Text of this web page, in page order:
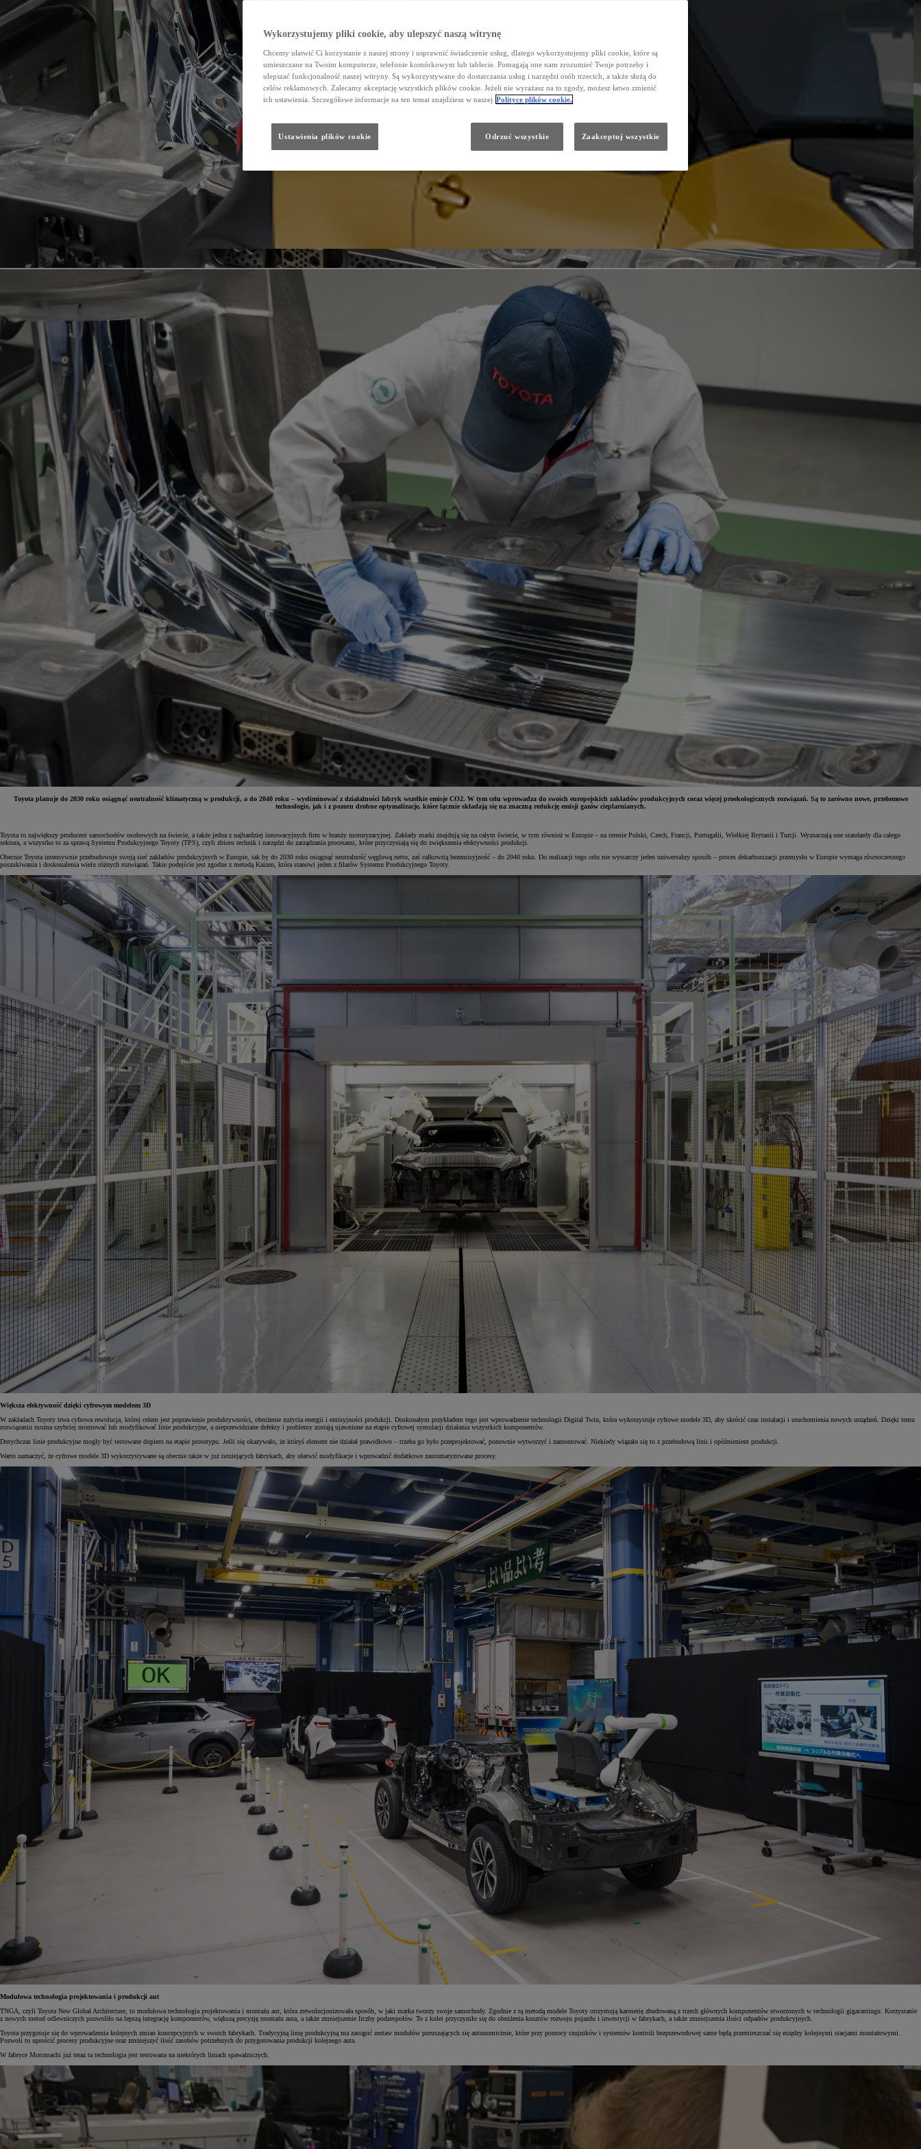
Yaris Cross
HYBRID
Od
Toyota planuje do 2030 roku osiągnąć neutralność klimatyczną w produkcji, a do 2040 roku – wyeliminować z działalności fabryk wszelkie emisje CO2. W tym celu wprowadza do swoich europejskich zakładów produkcyjnych coraz więcej proekologicznych rozwiązań. Są to zarówno nowe, przełomowe
technologie, jak i z pozoru drobne optymalizacje, które łącznie składają się na znaczną redukcję emisji gazów cieplarnianych.
Toyota to największy producent samochodów osobowych na świecie, a także jedna z najbardziej innowacyjnych firm w branży motoryzacyjnej. Zakłady marki znajdują się na całym świecie, w tym również w Europie – na terenie Polski, Czech, Francji, Portugalii, Wielkiej Brytanii i Turcji. Wyznaczają one standardy dla całego
sektora, a wszystko to za sprawą Systemu Produkcyjnego Toyoty (TPS), czyli zbioru technik i narzędzi do zarządzania procesami, które przyczyniają się do zwiększenia efektywności produkcji.
Obecnie Toyota intensywnie przebudowuje swoją sieć zakładów produkcyjnych w Europie, tak by do 2030 roku osiągnąć neutralność węglową netto, zaś całkowitą bezemisyjność – do 2040 roku. Do realizacji tego celu nie wystarczy jeden uniwersalny sposób – proces dekarbonizacji przemysłu w Europie wymaga równoczesnego
poszukiwania i doskonalenia wielu różnych rozwiązań. Takie podejście jest zgodne z metodą Kaizen, która stanowi jeden z filarów Systemu Produkcyjnego Toyoty.
Większa efektywność dzięki cyfrowym modelom 3D
W zakładach Toyoty trwa cyfrowa rewolucja, której celem jest poprawienie produktywności, obniżenie zużycia energii i emisyjności produkcji. Doskonałym przykładem tego jest wprowadzenie technologii Digital Twin, która wykorzystuje cyfrowe modele 3D, aby skrócić czas instalacji i uruchomienia nowych urządzeń. Dzięki temu
rozwiązaniu można szybciej montować lub modyfikować linie produkcyjne, a nieprzewidziane defekty i problemy zostają ujawnione na etapie cyfrowej symulacji działania wszystkich komponentów.
Dotychczas linie produkcyjne mogły być testowane dopiero na etapie prototypu. Jeśli się okazywało, że któryś element nie działał prawidłowo – trzeba go było przeprojektować, ponownie wytworzyć i zamontować. Niekiedy wiązało się to z przebudową linii i opóźnieniem produkcji.
Warto zaznaczyć, że cyfrowe modele 3D wykorzystywane są obecnie także w już istniejących fabrykach, aby ułatwić modyfikacje i wprowadzić dodatkowe zautomatyzowane procesy.
Modułowa technologia projektowania i produkcji aut
TNGA, czyli Toyota New Global Architecture, to modułowa technologia projektowania i montażu aut, która zrewolucjonizowała sposób, w jaki marka tworzy swoje samochody. Zgodnie z tą metodą modele Toyoty otrzymują karoserię zbudowaną z trzech głównych komponentów stworzonych w technologii gigacastingu. Korzystanie
z nowych metod odlewniczych pozwoliło na lepszą integrację komponentów, większą precyzję montażu auta, a także zmniejszenie liczby podzespołów. To z kolei przyczyniło się do obniżenia kosztów rozwoju pojazdu i inwestycji w fabrykach, a także zmniejszenia ilości odpadów produkcyjnych.
Toyota przygotuje się do wprowadzenia kolejnych zmian koncepcyjnych w swoich fabrykach. Tradycyjną linię produkcyjną ma zastąpić zestaw modułów poruszających się autonomicznie, które przy pomocy czujników i systemów kontroli bezprzewodowej same będą przemieszczać się między kolejnymi stacjami montażowymi.
Pozwoli to uprościć procesy produkcyjne oraz zmniejszyć ilość zasobów potrzebnych do przygotowania produkcji kolejnego auta.
W fabryce Motomachi już teraz ta technologia jest testowana na niektórych liniach spawalniczych.
Wykorzystujemy pliki cookie, aby ulepszyć naszą witrynę
Chcemy ułatwić Ci korzystanie z naszej strony i usprawnić świadczenie usług, dlatego wykorzystujemy pliki cookie, które są
umieszczane na Twoim komputerze, telefonie komórkowym lub tablecie. Pomagają one nam zrozumieć Twoje potrzeby i
ulepszać funkcjonalność naszej witryny. Są wykorzystywane do dostarczania usług i narzędzi osób trzecich, a także służą do
celów reklamowych. Zalecamy akceptację wszystkich plików cookie. Jeżeli nie wyrażasz na to zgody, możesz łatwo zmienić
ich ustawienia. Szczegółowe informacje na ten temat znajdziesz w naszej Polityce plików cookie.
Ustawienia plików cookie Odrzuć wszystkie Zaakceptuj wszystkie